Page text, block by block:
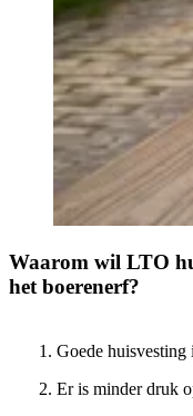
Waarom wil LTO
het boerenerf?
Goede huisvesting
Er is minder druk